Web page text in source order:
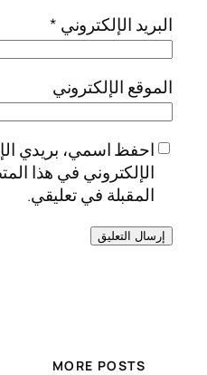
البريد الإلكتروني *
الموقع الإلكتروني
احفظ اسمي، بريدي
الإلكتروني في هذا
المقبلة في تعليقي.
MORE POSTS